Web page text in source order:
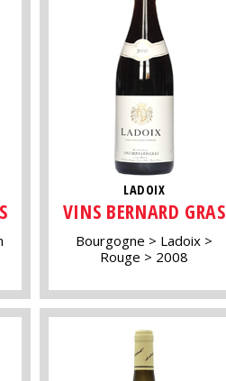
LADOIX
VINS BERNARD GRAS
Bourgogne
Ladoix
Rouge
2008